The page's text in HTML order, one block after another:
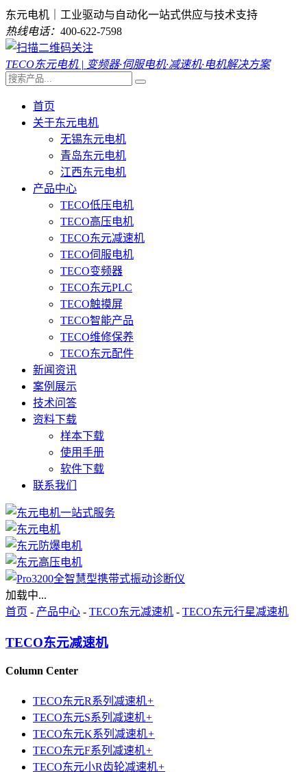
东元电机｜工业驱动与自动化一站式供应与技术支持
热线电话： 400-622-7598
TECO东元电机 | 变频器·伺服电机·减速机·电机解决方案
首页
关于东元电机
无锡东元电机
青岛东元电机
江西东元电机
产品中心
TECO低压电机
TECO高压电机
TECO东元减速机
TECO伺服电机
TECO变频器
TECO东元PLC
TECO触摸屏
TECO智能产品
TECO维修保养
TECO东元配件
新闻资讯
案例展示
技术问答
资料下载
样本下载
使用手册
软件下载
联系我们
加载中...
首页 - 产品中心 - TECO东元减速机 - TECO东元行星减速机
TECO东元减速机
Column Center
TECO东元R系列减速机+
TECO东元S系列减速机+
TECO东元K系列减速机+
TECO东元F系列减速机+
TECO东元小R齿轮减速机+